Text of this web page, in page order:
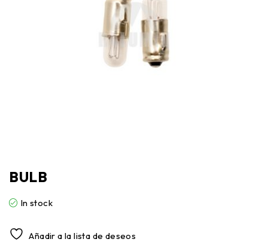
BULB
In stock
Añadir a la lista de deseos